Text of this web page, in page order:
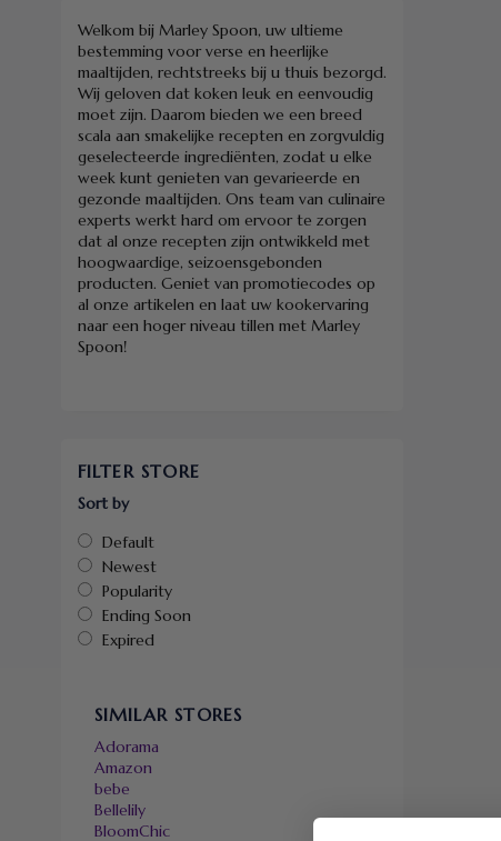
Welkom bij Marley Spoon, uw ultieme
bestemming voor verse en heerlijke
maaltijden, rechtstreeks bij u thuis bezorgd.
Wij geloven dat koken leuk en eenvoudig
moet zijn. Daarom bieden we een breed
scala aan smakelijke recepten en zorgvuldig
geselecteerde ingrediënten, zodat u elke
week kunt genieten van gevarieerde en
gezonde maaltijden. Ons team van culinaire
experts werkt hard om ervoor te zorgen
dat al onze recepten zijn ontwikkeld met
hoogwaardige, seizoensgebonden
producten. Geniet van promotiecodes op
al onze artikelen en laat uw kookervaring
naar een hoger niveau tillen met Marley
Spoon!
FILTER STORE
Sort by
Default
Newest
Popularity
Ending Soon
Expired
SIMILAR STORES
Adorama
Amazon
bebe
Bellelily
BloomChic